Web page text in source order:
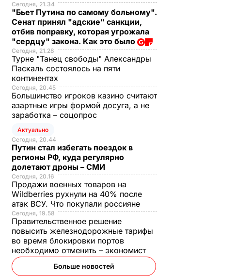
Сегодня, 21.34
"Бьет Путина по самому больному".
Сенат принял "адские" санкции,
отбив поправку, которая угрожала
"сердцу" закона. Как это было
Сегодня, 21.28
Турне "Танец свободы" Александры
Паскаль состоялось на пяти
континентах
Сегодня, 20.45
Большинство игроков казино считают
азартные игры формой досуга, а не
заработка – соцопрос
Актуально
Сегодня, 20.44
Путин стал избегать поездок в
регионы РФ, куда регулярно
долетают дроны – СМИ
Сегодня, 20.16
Продажи военных товаров на
Wildberries рухнули на 40% после
атак ВСУ. Что покупали россияне
Сегодня, 19.58
Правительственное решение
повысить железнодорожные тарифы
во время блокировки портов
необходимо отменить – экономист
Больше новостей